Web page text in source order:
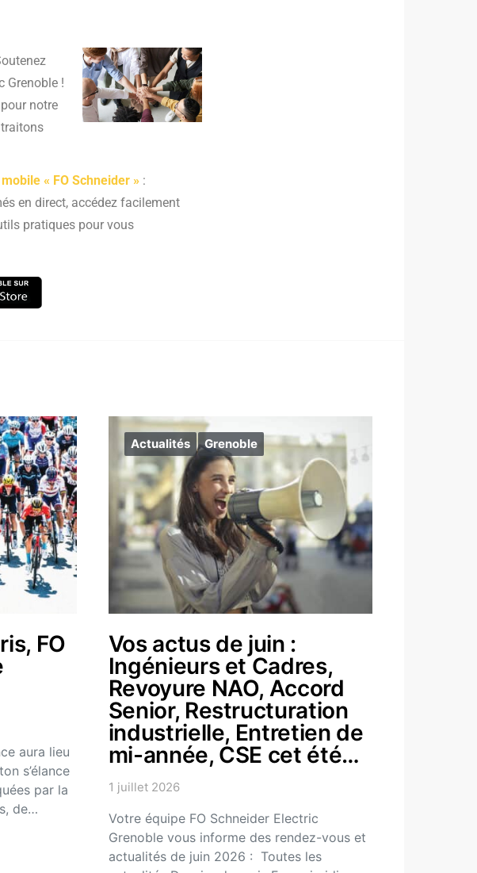
Grenoble !
notre
« FO Schneider » :
en direct, accédez facilement
pratiques pour vous
FO
aura lieu
s’élance
par la
de…
Actualités Grenoble
Vos actus de juin :
Ingénieurs et Cadres,
Revoyure NAO, Accord
Senior, Restructuration
industrielle, Entretien de
mi-année, CSE cet été…
1 juillet 2026
Votre équipe FO Schneider Electric
Grenoble vous informe des rendez-vous et
actualités de juin 2026 : Toutes les